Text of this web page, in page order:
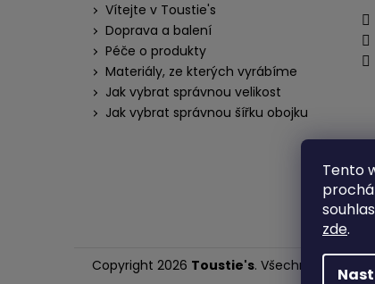
Tento
zde.
Vítejte v Toustie's
Doprava a balení
Péče o produkty
Materiály, ze kterých vyrábíme
Jak vybrat správnou velikost
Jak vybrat správnou šířku obojku
Copyright 2026 Toustie's. Všechna práva